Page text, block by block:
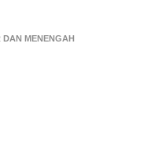
MENENGAH